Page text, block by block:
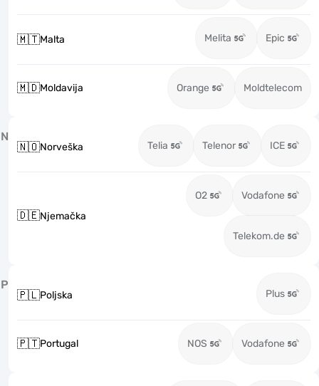
🇲🇹Malta Melita Epic
🇲🇩Moldavija Orange Moldtelecom
N
🇳🇴Norveška Telia Telenor ICE
🇩🇪Njemačka
O2 Vodafone
Telekom.de
P
🇵🇱Poljska Plus
🇵🇹Portugal NOS Vodafone